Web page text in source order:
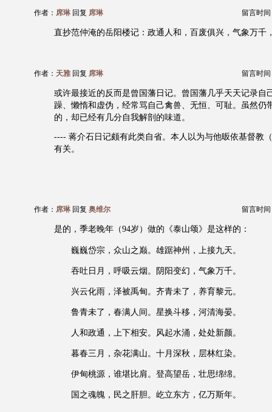
作者： 席琳 回复 席琳 留言时间
直抄范仲淹的岳阳楼记：政通人和，百废俱兴，气象万千
作者： 天雅 回复 席琳 留言时间
或许最接近的反而是曾国藩日记。曾国藩几乎天天记录自
躁、懒惰和虚伪，经常骂自己禽兽、无恒、可耻。虽然仍
的，却已经有几分自我解剖的味道。
---- 蒋介石日记颇有此类自省。本人以为与他昄依基督教
有关。
作者： 席琳 回复 奥维尔 留言时间
是的，季老晚年（94岁）做的《泰山颂》是这样的：
巍巍岱宗，众山之巅。雄踞神州，上接九天。
吞吐日月，呼吸云烟。阴阳变幻，气象万千。
兴云化雨，泽被禹甸。齐青未了，养育黎元。
鲁青未了，春满人间。星换斗移，河清海晏。
人和政通，上下相安。风起水涌，处处新颜。
暮春三月，杂花满山。十月深秋，层林红染。
伊甸桃源，谁堪比肩。登高望岳，壮思绵绵。
国之魂魄，民之肝胆。屹立东方，亿万斯年。